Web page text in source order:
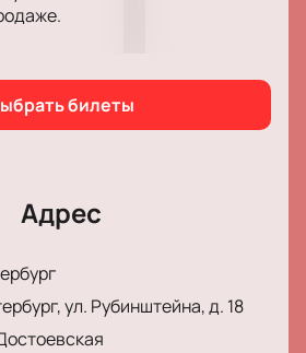
билеты
Адрес
ул. Рубинштейна, д. 18